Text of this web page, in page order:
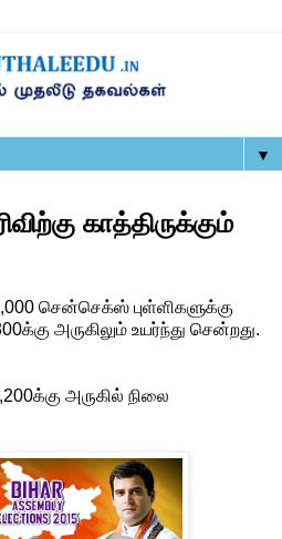
▼
காத்திருக்கும்
சென்செக்ஸ் புள்ளிகளுக்கு
அருகிலும் உயர்ந்து சென்றது.
அருகில் நிலை